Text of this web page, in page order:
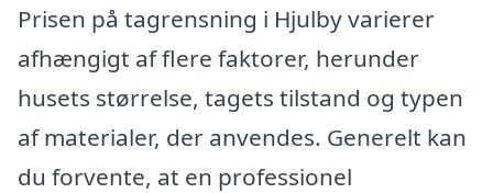
Prisen på tagrensning i Hjulby varierer
afhængigt af flere faktorer, herunder
husets størrelse, tagets tilstand og typen
af materialer, der anvendes. Generelt kan
du forvente, at en professionel